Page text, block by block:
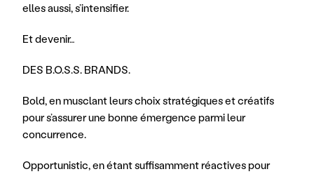
elles aussi, s’intensifier.
Et devenir…
DES B.O.S.S. BRANDS.
Bold, en musclant leurs choix stratégiques et créatifs
pour s’assurer une bonne émergence parmi leur
concurrence.
Opportunistic, en étant suffisamment réactives pour